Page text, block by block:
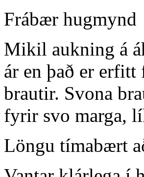
Frábær hugmynd
Mikil aukning á
ár en það er
brautir. Svona
fyrir svo marga,
Löngu tímabært